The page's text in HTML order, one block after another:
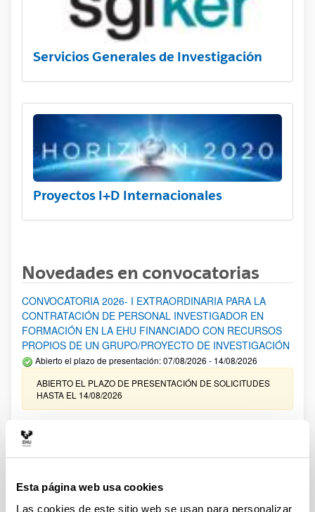
Esta página web usa cookies
Las cookies de este sitio web se usan para personalizar
Servicios Generales de Investigación
Proyectos I+D Internacionales
Novedades en convocatorias
CONVOCATORIA 2026- I EXTRAORDINARIA PARA LA
CONTRATACIÓN DE PERSONAL INVESTIGADOR EN
FORMACIÓN EN LA EHU FINANCIADO CON RECURSOS
PROPIOS DE UN GRUPO/PROYECTO DE INVESTIGACIÓN
Abierto el plazo de presentación: 07/08/2026 - 14/08/2026
ABIERTO EL PLAZO DE PRESENTACIÓN DE SOLICITUDES
HASTA EL 14/08/2026
Ayudas para financiación de la adquisición y renovación de
infraestructura científica y fondos bibliográficos en la
UPV/EHU 2026
25/03/2026: Corrección de errores del listado provisional de
solicitudes admitidas y excluidas. 23/03/2026: Relación